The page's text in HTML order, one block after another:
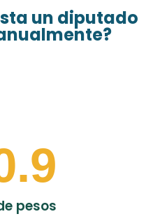
un diputado
pesos